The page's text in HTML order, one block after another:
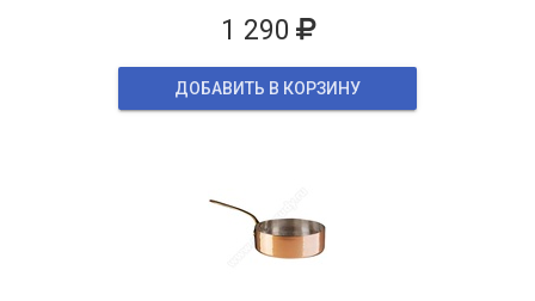
1 290
ДОБАВИТЬ В КОРЗИНУ